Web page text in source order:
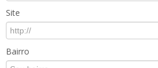
Site
Bairro